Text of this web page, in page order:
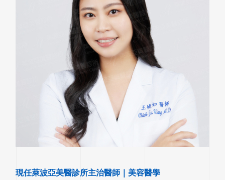
現任萊波亞美醫診所主治醫師｜美容醫學